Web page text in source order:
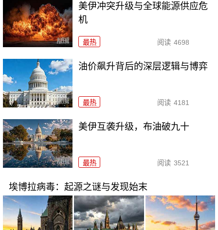
美伊冲突升级与全球能源供应危
机
最热 阅读 4698
油价飙升背后的深层逻辑与博弈
最热 阅读 4181
美伊互袭升级，布油破九十
最热 阅读 3521
埃博拉病毒：起源之谜与发现始末